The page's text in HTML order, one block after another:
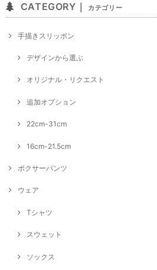
CATEGORY｜ カテゴリー
手描きスリッポン
デザインから選ぶ
オリジナル・リクエスト
追加オプション
22cm-31cm
16cm-21.5cm
ボクサーパンツ
ウェア
Tシャツ
スウェット
ソックス